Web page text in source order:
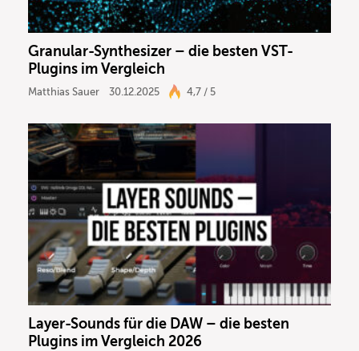
Granular-Synthesizer – die besten VST-
Plugins im Vergleich
Matthias Sauer 30.12.2025 4,7 / 5
Layer-Sounds für die DAW – die besten
Plugins im Vergleich 2026